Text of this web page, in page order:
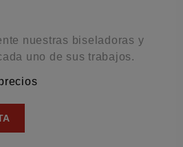
nuestras biseladoras y
uno de sus trabajos.